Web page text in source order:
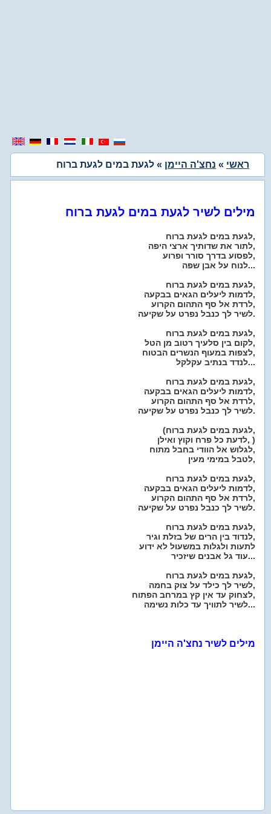
ראשי » נחצ'ה היימן » לגעת במים לגעת ברוח
מילים לשיר לגעת במים לגעת ברוח
לגעת במים לגעת ברוח,
לתור את שדותיך ארצי היפה,
לפסוע בדרך סורר ופרוע,
לנוח על אבן שפה...
לגעת במים לגעת ברוח,
לדמות ליעלים הגאים בבקעה,
לרדת אל סף התהום הקרוע,
לשיר לך כנבל נפרט על שקיעה.
לגעת במים לגעת ברוח,
לקום בין סלעיך רטוב מן הטל,
לצפות במעוף הנשרים הבטוח,
לנדד בנתיב עקלקל...
לגעת במים לגעת ברוח,
לדמות ליעלים הגאים בבקעה,
לרדת אל סף התהום הקרוע,
לשיר לך כנבל נפרט על שקיעה.
(לגעת במים לגעת ברוח,
לדעת כל פרח וקוץ ואילן, )
לגלוש אל הוודי בחבל מתוח,
לטבל במימי מעין,
לגעת במים לגעת ברוח,
לדמות ליעלים הגאים בבקעה,
לרדת אל סף התהום הקרוע,
לשיר לך כנבל נפרט על שקיעה.
לגעת במים לגעת ברוח,
לנדוד בין הרים של בזלת וגיר,
לתעות ולגלות במשעול לא ידוע
עוד גל אבנים שיזכיר...
לגעת במים לגעת ברוח,
לשיר לך כילד על צוק בחמה,
לצחוק עד אין קץ במרחב הפתוח,
לשיר לתוויך עד כלות נשימה...
מילים לשיר נחצ'ה היימן